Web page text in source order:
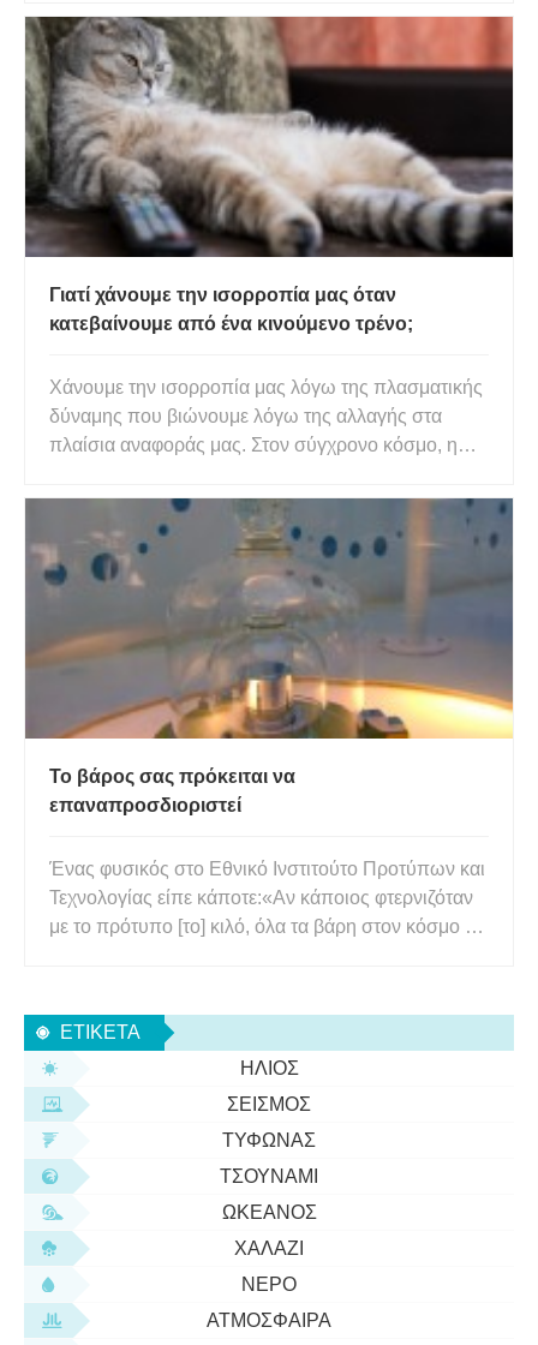
τετράγωνο; Είναι εξάγωνο; Είναι πρίσμα; Όχι, είναι
σκουτοειδές!» Τα Scutoids είναι τα νέα σχήματα στο
μπλοκ. Σε μια
Γιατί χάνουμε την ισορροπία μας όταν
κατεβαίνουμε από ένα κινούμενο τρένο;
Χάνουμε την ισορροπία μας λόγω της πλασματικής
δύναμης που βιώνουμε λόγω της αλλαγής στα
πλαίσια αναφοράς μας. Στον σύγχρονο κόσμο, η
προσπαθούμε να κάνουμε τα πράγματα όσο πιο
γρήγορα μπορούμε. Για παράδειγμα, για να
φτάσουμε στις απομακρυσμένες άκρες της
Το βάρος σας πρόκειται να
επαναπροσδιοριστεί
Ένας φυσικός στο Εθνικό Ινστιτούτο Προτύπων και
Τεχνολογίας είπε κάποτε:«Αν κάποιος φτερνιζόταν
με το πρότυπο [το] κιλό, όλα τα βάρη στον κόσμο θα
K , το οποίο στεγάζεται σε ένα θησαυροφυλάκιο στο
Παρίσι και το
ΕΤΙΚΈΤΑ
ΉΛΙΟΣ
ΣΕΙΣΜΌΣ
ΤΥΦΏΝΑΣ
ΤΣΟΥΝΆΜΙ
ΩΚΕΑΝΌΣ
ΧΑΛΆΖΙ
ΝΕΡΌ
ΑΤΜΌΣΦΑΙΡΑ